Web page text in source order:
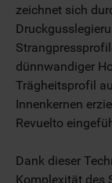
zeichnet sich
dünnwandiger
Trägheitsprofil
Innenkernen
Revuelto
Dank dieser
Komplexität des